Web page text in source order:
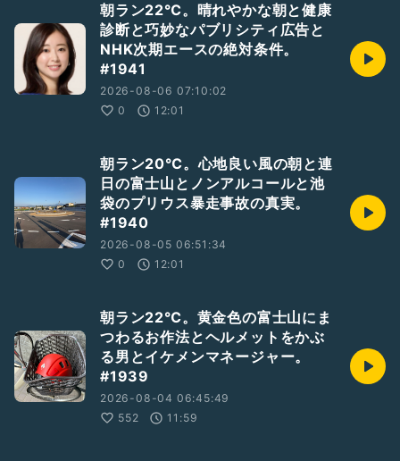
朝ラン22℃。晴れやかな朝と健康
診断と巧妙なパブリシティ広告と
NHK次期エースの絶対条件。
#1941
2026-08-06 07:10:02
0
12:01
朝ラン20℃。心地良い風の朝と連
日の富士山とノンアルコールと池
袋のプリウス暴走事故の真実。
#1940
2026-08-05 06:51:34
0
12:01
朝ラン22℃。黄金色の富士山にま
つわるお作法とヘルメットをかぶ
る男とイケメンマネージャー。
#1939
2026-08-04 06:45:49
552
11:59